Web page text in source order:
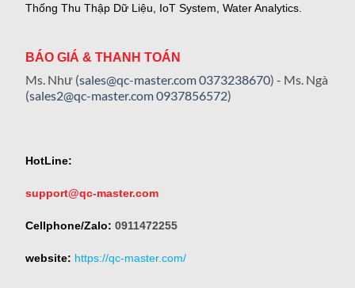
Thống Thu Thập Dữ Liệu, IoT System, Water Analytics.
BÁO GIÁ & THANH TOÁN
Ms. Như (sales@qc-master.com0373238670) - Ms. Ngà
(sales2@qc-master.com0937856572)
HotLine:
support@qc-master.com
Cellphone/Zalo: 0911472255
website: https://qc-master.com/